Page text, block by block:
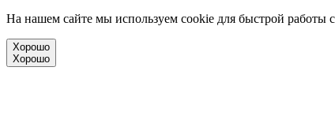
На нашем сайте мы используем cookie для быстрой работы
Хорошо
Хорошо